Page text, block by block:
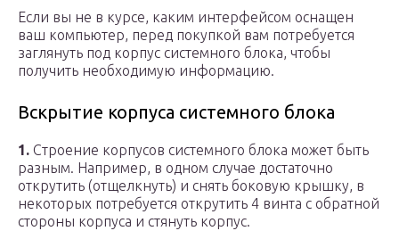
Если вы не в курсе, каким интерфейсом оснащен
ваш компьютер, перед покупкой вам потребуется
заглянуть под корпус системного блока, чтобы
получить необходимую информацию.
Вскрытие корпуса системного блока
1. Строение корпусов системного блока может быть
разным. Например, в одном случае достаточно
открутить (отщелкнуть) и снять боковую крышку, в
некоторых потребуется открутить 4 винта с обратной
стороны корпуса и стянуть корпус.